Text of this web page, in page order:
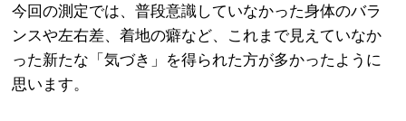
今回の測定では、普段意識していなかった身体のバラ
ンスや左右差、着地の癖など、これまで見えていなか
った新たな「気づき」を得られた方が多かったように
思います。